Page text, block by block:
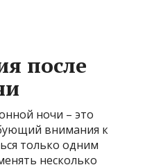
после
ночи – это
внимания к
только одним
несколько